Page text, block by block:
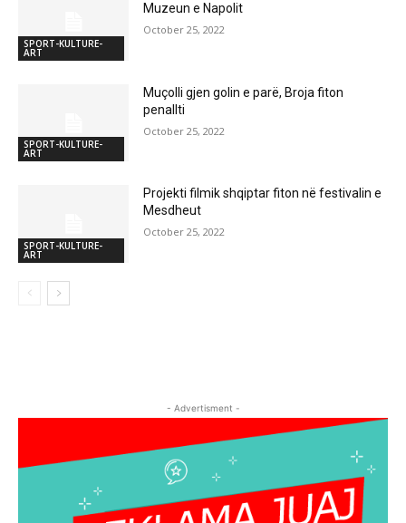
SPORT-KULTURE-
ART
Muzeun e Napolit
October 25, 2022
SPORT-KULTURE-
ART
Muçolli gjen golin e parë, Broja fiton
penallti
October 25, 2022
SPORT-KULTURE-
ART
Projekti filmik shqiptar fiton në festivalin e
Mesdheut
October 25, 2022
- Advertisment -